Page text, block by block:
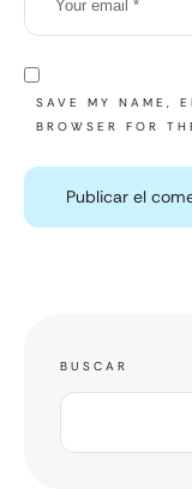
SAVE MY NAME,
BROWSER FOR
BUSCAR